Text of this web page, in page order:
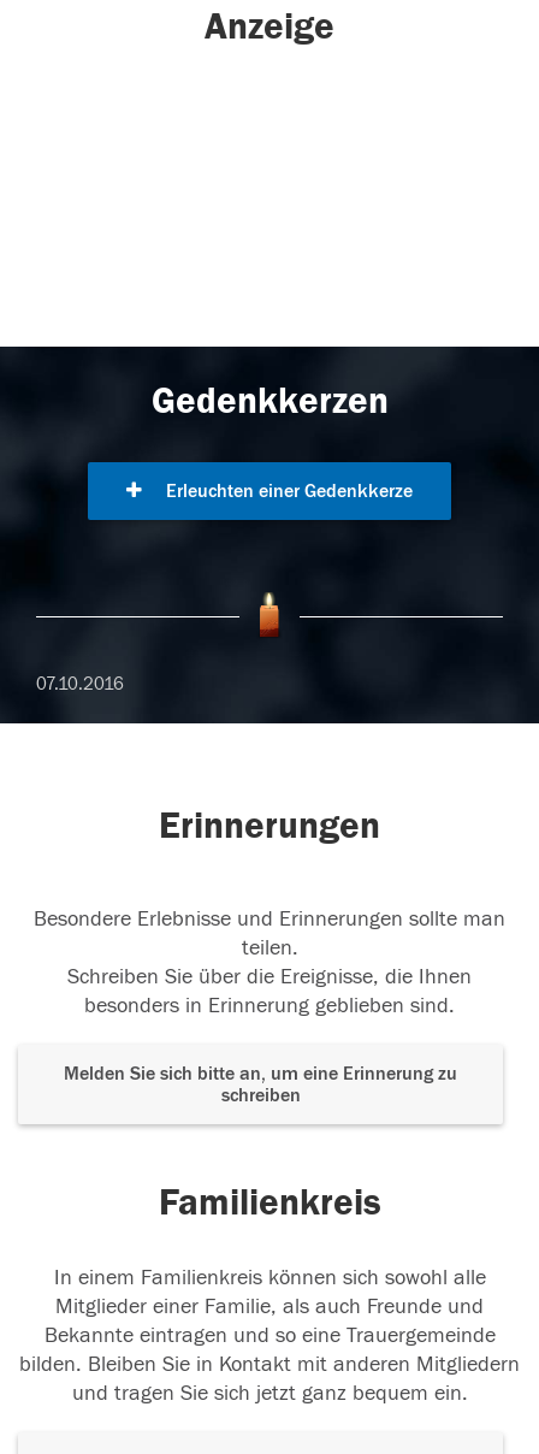
Anzeige
Gedenkkerzen
Erleuchten einer Gedenkkerze
07.10.2016
Erinnerungen
Besondere Erlebnisse und Erinnerungen sollte man
teilen.
Schreiben Sie über die Ereignisse, die Ihnen
besonders in Erinnerung geblieben sind.
Melden Sie sich bitte an, um eine Erinnerung zu
schreiben
Familienkreis
In einem Familienkreis können sich sowohl alle
Mitglieder einer Familie, als auch Freunde und
Bekannte eintragen und so eine Trauergemeinde
bilden. Bleiben Sie in Kontakt mit anderen Mitgliedern
und tragen Sie sich jetzt ganz bequem ein.